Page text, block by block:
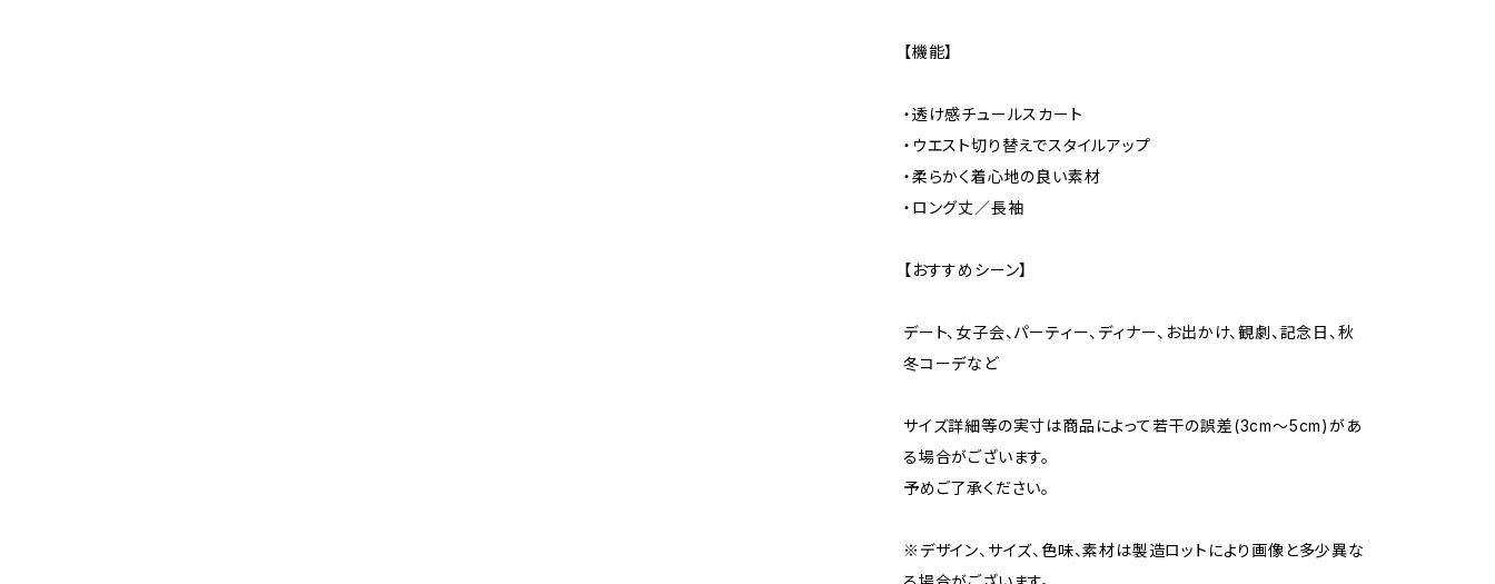
【機能】
・透け感チュールスカート
・ウエスト切り替えでスタイルアップ
・柔らかく着心地の良い素材
・ロング丈／長袖
【おすすめシーン】
デート、女子会、パーティー、ディナー、お出かけ、観劇、記念日、秋
冬コーデなど
サイズ詳細等の実寸は商品によって若干の誤差(3cm〜5cm)があ
る場合がございます。
予めご了承ください。
※デザイン、サイズ、色味、素材は製造ロットにより画像と多少異な